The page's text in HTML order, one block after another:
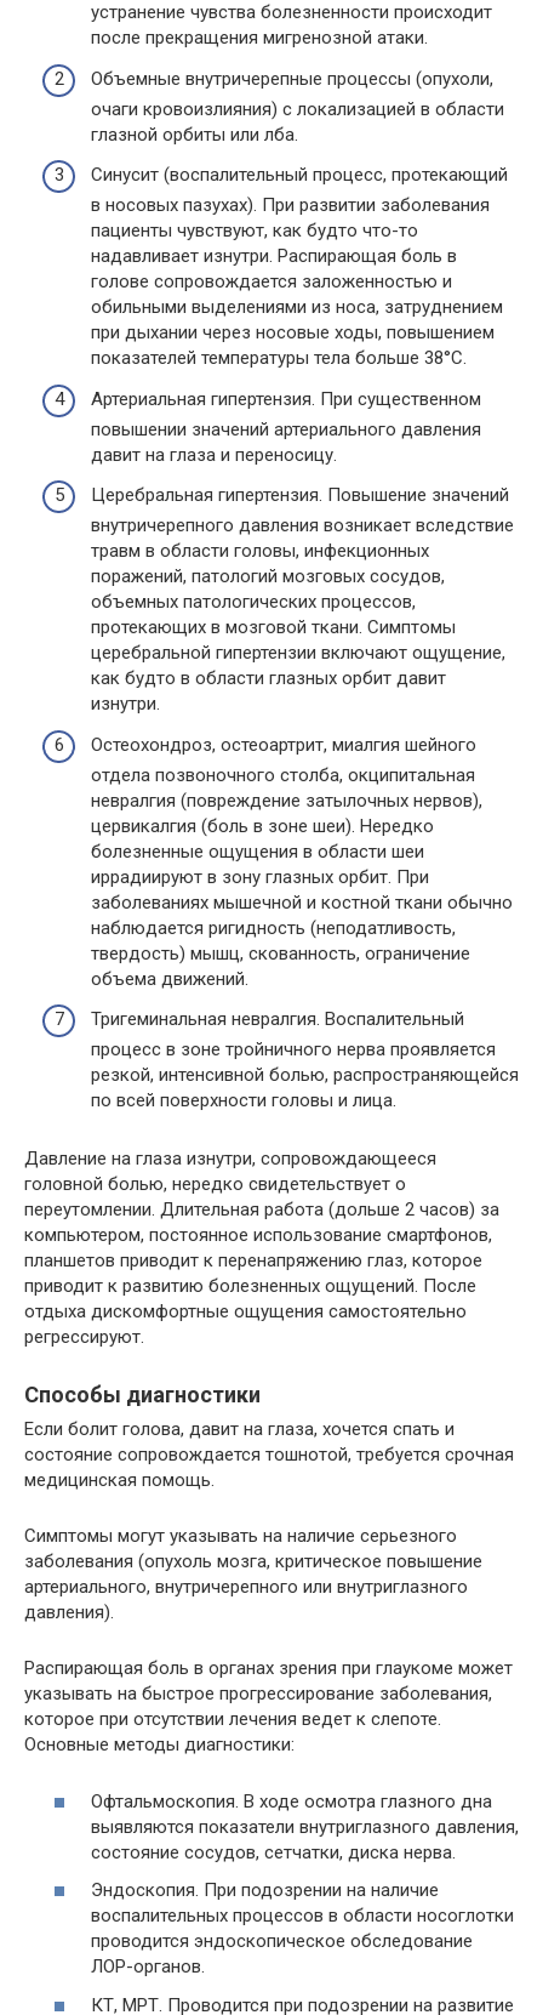
устранение чувства болезненности происходит
после прекращения мигренозной атаки.
Объемные внутричерепные процессы (опухоли,
очаги кровоизлияния) с локализацией в области
глазной орбиты или лба.
Синусит (воспалительный процесс, протекающий
в носовых пазухах). При развитии заболевания
пациенты чувствуют, как будто что-то
надавливает изнутри. Распирающая боль в
голове сопровождается заложенностью и
обильными выделениями из носа, затруднением
при дыхании через носовые ходы, повышением
показателей температуры тела больше 38°C.
Артериальная гипертензия. При существенном
повышении значений артериального давления
давит на глаза и переносицу.
Церебральная гипертензия. Повышение значений
внутричерепного давления возникает вследствие
травм в области головы, инфекционных
поражений, патологий мозговых сосудов,
объемных патологических процессов,
протекающих в мозговой ткани. Симптомы
церебральной гипертензии включают ощущение,
как будто в области глазных орбит давит
изнутри.
Остеохондроз, остеоартрит, миалгия шейного
отдела позвоночного столба, окципитальная
невралгия (повреждение затылочных нервов),
цервикалгия (боль в зоне шеи). Нередко
болезненные ощущения в области шеи
иррадиируют в зону глазных орбит. При
заболеваниях мышечной и костной ткани обычно
наблюдается ригидность (неподатливость,
твердость) мышц, скованность, ограничение
объема движений.
Тригеминальная невралгия. Воспалительный
процесс в зоне тройничного нерва проявляется
резкой, интенсивной болью, распространяющейся
по всей поверхности головы и лица.
Давление на глаза изнутри, сопровождающееся
головной болью, нередко свидетельствует о
переутомлении. Длительная работа (дольше 2 часов) за
компьютером, постоянное использование смартфонов,
планшетов приводит к перенапряжению глаз, которое
приводит к развитию болезненных ощущений. После
отдыха дискомфортные ощущения самостоятельно
регрессируют.
Способы диагностики
Если болит голова, давит на глаза, хочется спать и
состояние сопровождается тошнотой, требуется срочная
медицинская помощь.
Симптомы могут указывать на наличие серьезного
заболевания (опухоль мозга, критическое повышение
артериального, внутричерепного или внутриглазного
давления).
Распирающая боль в органах зрения при глаукоме может
указывать на быстрое прогрессирование заболевания,
которое при отсутствии лечения ведет к слепоте.
Основные методы диагностики:
Офтальмоскопия. В ходе осмотра глазного дна
выявляются показатели внутриглазного давления,
состояние сосудов, сетчатки, диска нерва.
Эндоскопия. При подозрении на наличие
воспалительных процессов в области носоглотки
проводится эндоскопическое обследование
ЛОР-органов.
КТ, МРТ. Проводится при подозрении на развитие